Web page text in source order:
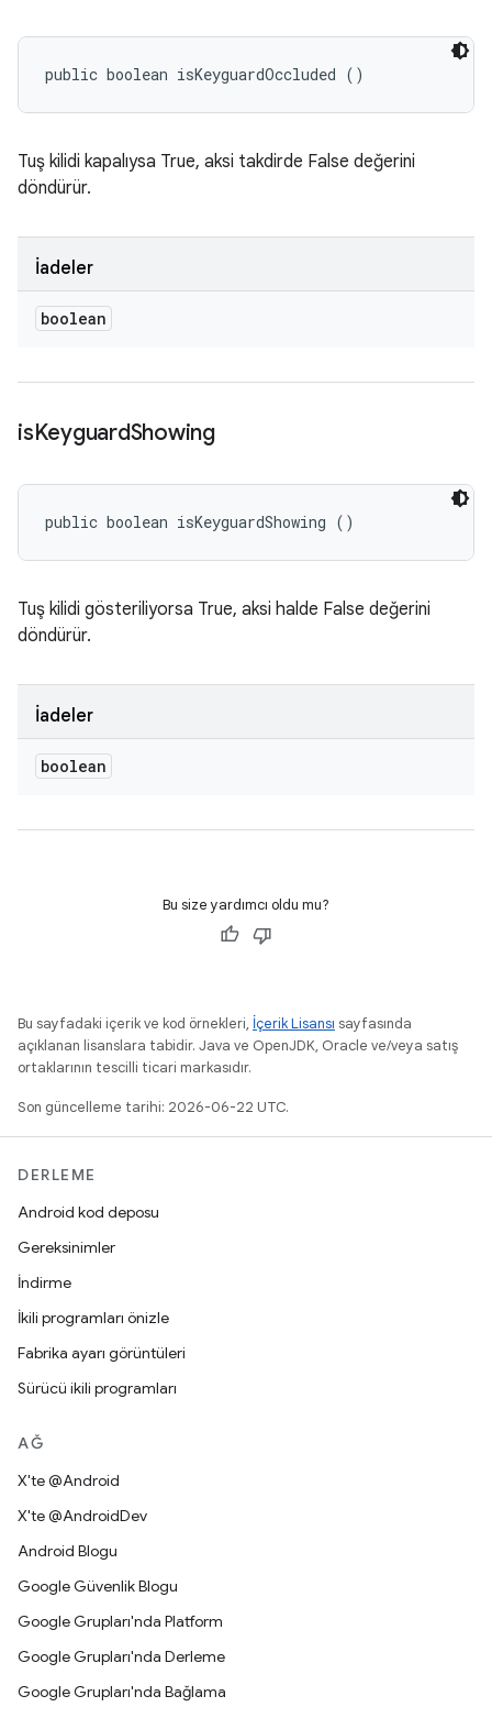
public boolean isKeyguardOccluded ()
Tuş kilidi kapalıysa True, aksi takdirde False değerini
döndürür.
İadeler
boolean
isKeyguardShowing
public boolean isKeyguardShowing ()
Tuş kilidi gösteriliyorsa True, aksi halde False değerini
döndürür.
İadeler
boolean
Bu size yardımcı oldu mu?
Bu sayfadaki içerik ve kod örnekleri, İçerik Lisansı sayfasında
açıklanan lisanslara tabidir. Java ve OpenJDK, Oracle ve/veya satış
ortaklarının tescilli ticari markasıdır.
Son güncelleme tarihi: 2026-06-22 UTC.
DERLEME
Android kod deposu
Gereksinimler
İndirme
İkili programları önizle
Fabrika ayarı görüntüleri
Sürücü ikili programları
AĞ
X'te @Android
X'te @AndroidDev
Android Blogu
Google Güvenlik Blogu
Google Grupları'nda Platform
Google Grupları'nda Derleme
Google Grupları'nda Bağlama